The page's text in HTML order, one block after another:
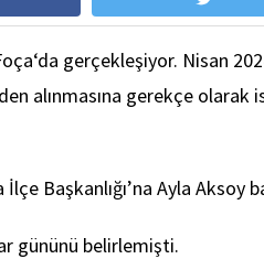
gerçekleşiyor. Nisan
alınmasına gerekçe
Başkanlığı’na Ayla Aksoy
gününü belirlemişti.